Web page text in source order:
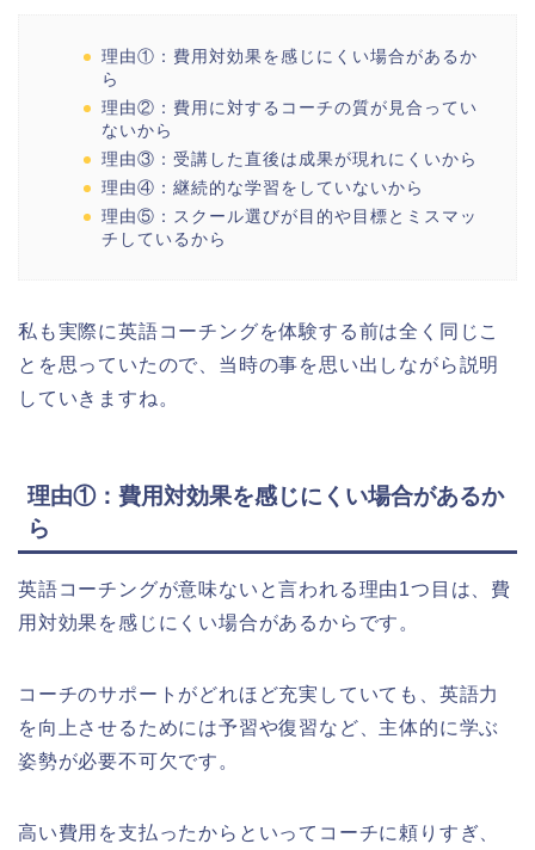
理由①：費用対効果を感じにくい場合があるか
ら
理由②：費用に対するコーチの質が見合ってい
ないから
理由③：受講した直後は成果が現れにくいから
理由④：継続的な学習をしていないから
理由⑤：スクール選びが目的や目標とミスマッ
チしているから
私も実際に英語コーチングを体験する前は全く同じこ
とを思っていたので、当時の事を思い出しながら説明
していきますね。
理由①：費用対効果を感じにくい場合があるか
ら
英語コーチングが意味ないと言われる理由1つ目は、費
用対効果を感じにくい場合があるからです。
コーチのサポートがどれほど充実していても、英語力
を向上させるためには予習や復習など、主体的に学ぶ
姿勢が必要不可欠です。
高い費用を支払ったからといってコーチに頼りすぎ、